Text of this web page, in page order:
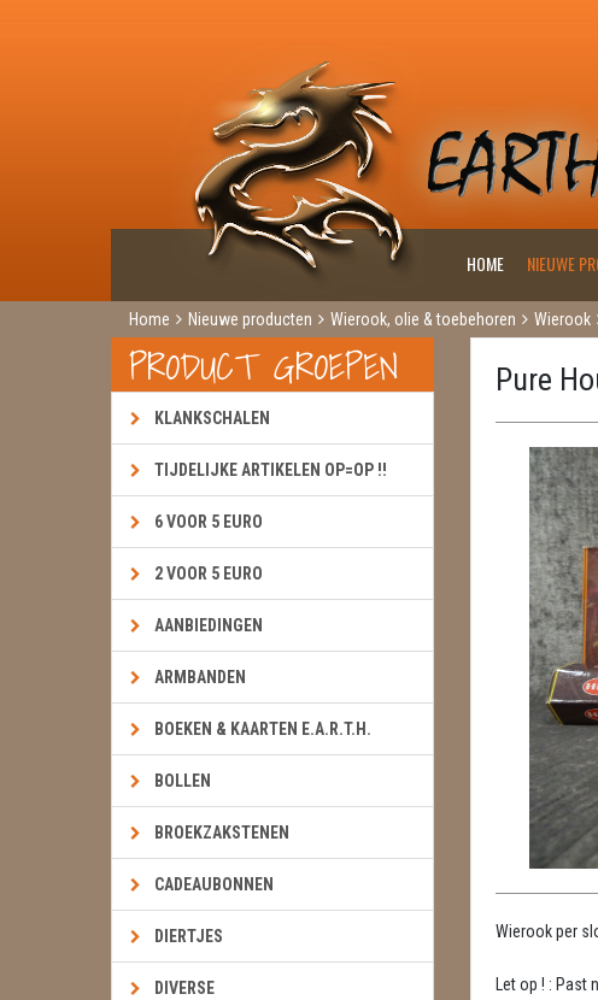
HOME NIEUWE
Home Nieuwe producten Wierook, olie & toebehoren Wierook
PRODUCT GROEPEN
KLANKSCHALEN
TIJDELIJKE ARTIKELEN OP=OP !!
6 VOOR 5 EURO
2 VOOR 5 EURO
AANBIEDINGEN
ARMBANDEN
BOEKEN & KAARTEN E.A.R.T.H.
BOLLEN
BROEKZAKSTENEN
CADEAUBONNEN
DIERTJES
DIVERSE
Pure
Wierook per
Let op ! :